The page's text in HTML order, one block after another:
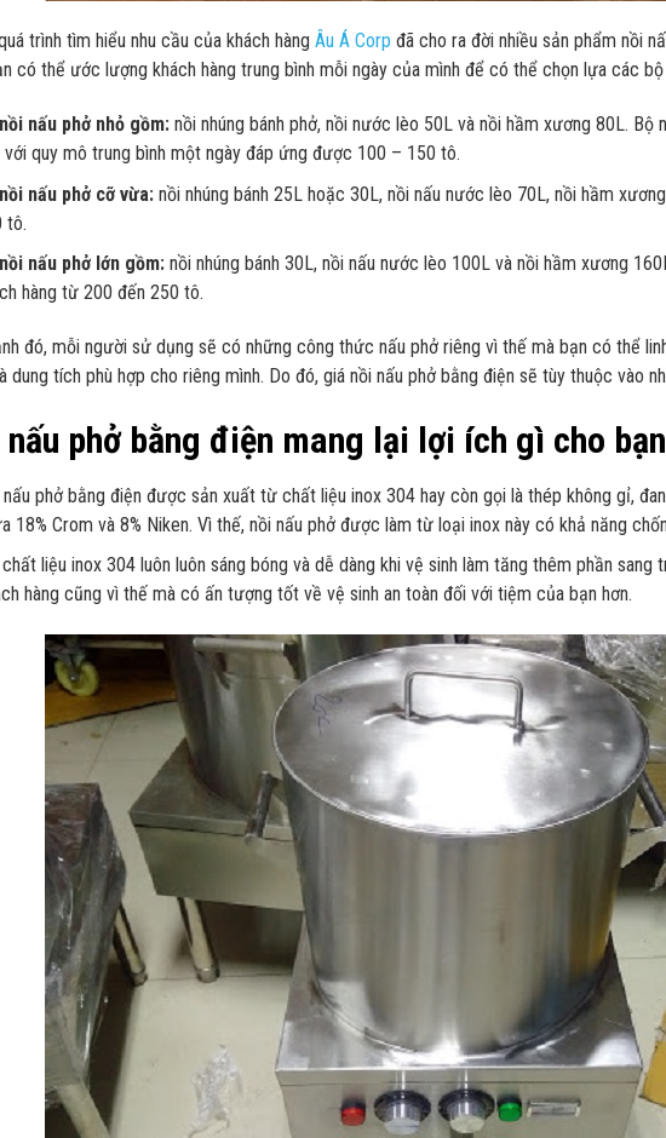
trình tìm hiểu nhu cầu của khách hàng Âu Á Corp đã cho ra đời nhiều sản phẩm nồi
có thể ước lượng khách hàng trung bình mỗi ngày của mình để có thể chọn lựa các
nấu phở nhỏ gồm: nồi nhúng bánh phở, nồi nước lèo 50L và nồi hầm xương 80L. Bộ
với quy mô trung bình một ngày đáp ứng được 100 – 150 tô.
nấu phở cỡ vừa: nồi nhúng bánh 25L hoặc 30L, nồi nấu nước lèo 70L, nồi hầm
tô.
nấu phở lớn gồm: nồi nhúng bánh 30L, nồi nấu nước lèo 100L và nồi hầm xương
hàng từ 200 đến 250 tô.
đó, mỗi người sử dụng sẽ có những công thức nấu phở riêng vì thế mà bạn có thể
dung tích phù hợp cho riêng mình. Do đó, giá nồi nấu phở bằng điện sẽ tùy thuộc vào
nấu phở bằng điện mang lại lợi ích gì cho
nấu phở bằng điện được sản xuất từ chất liệu inox 304 hay còn gọi là thép không gỉ,
18% Crom và 8% Niken. Vì thế, nồi nấu phở được làm từ loại inox này có khả năng
liệu inox 304 luôn luôn sáng bóng và dễ dàng khi vệ sinh làm tăng thêm phần
hàng cũng vì thế mà có ấn tượng tốt về vệ sinh an toàn đối với tiệm của bạn hơn.